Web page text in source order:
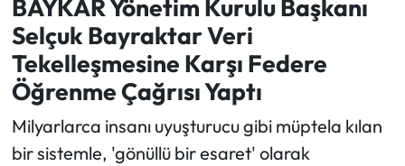
BAYKAR Yönetim Kurulu Başkanı
Selçuk Bayraktar Veri
Tekelleşmesine Karşı Federe
Öğrenme Çağrısı Yaptı
Milyarlarca insanı uyuşturucu gibi müptela kılan
bir sistemle, 'gönüllü bir esaret' olarak